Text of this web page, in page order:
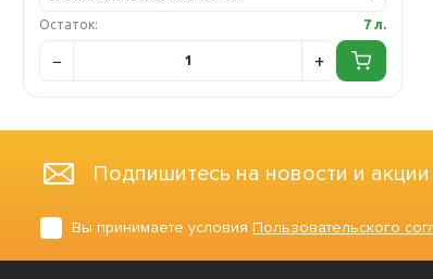
Остаток: 7 л.
Подпишитесь на новости и
Вы принимаете условия Пользовательского